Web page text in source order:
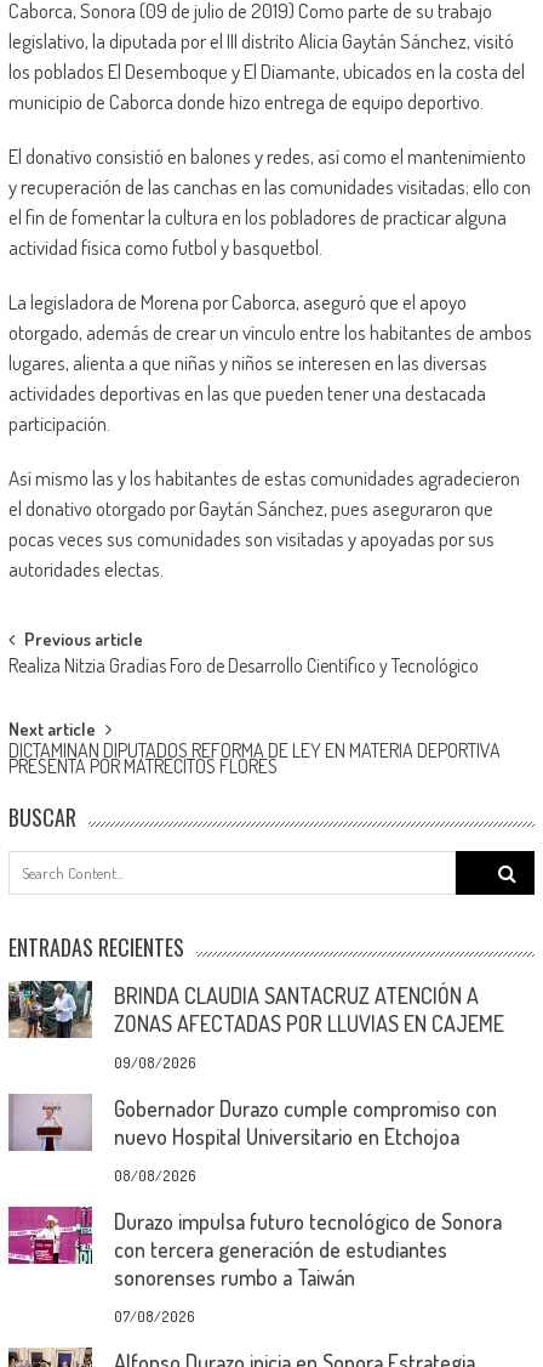
Caborca, Sonora (09 de julio de 2019) Como parte de su trabajo
legislativo, la diputada por el III distrito Alicia Gaytán Sánchez, visitó
los poblados El Desemboque y El Diamante, ubicados en la costa del
municipio de Caborca donde hizo entrega de equipo deportivo.
El donativo consistió en balones y redes, así como el mantenimiento
y recuperación de las canchas en las comunidades visitadas; ello con
el fin de fomentar la cultura en los pobladores de practicar alguna
actividad física como futbol y basquetbol.
La legisladora de Morena por Caborca, aseguró que el apoyo
otorgado, además de crear un vínculo entre los habitantes de ambos
lugares, alienta a que niñas y niños se interesen en las diversas
actividades deportivas en las que pueden tener una destacada
participación.
Así mismo las y los habitantes de estas comunidades agradecieron
el donativo otorgado por Gaytán Sánchez, pues aseguraron que
pocas veces sus comunidades son visitadas y apoyadas por sus
autoridades electas.
Post
navigation
Previous article
Realiza Nitzia Gradías Foro de Desarrollo Científico y Tecnológico
Next article
DICTAMINAN DIPUTADOS REFORMA DE LEY EN MATERIA DEPORTIVA
PRESENTA POR MATRECITOS FLORES
BUSCAR
Search
for:
ENTRADAS RECIENTES
BRINDA CLAUDIA SANTACRUZ ATENCIÓN A
ZONAS AFECTADAS POR LLUVIAS EN CAJEME
09/08/2026
Gobernador Durazo cumple compromiso con
nuevo Hospital Universitario en Etchojoa
08/08/2026
Durazo impulsa futuro tecnológico de Sonora
con tercera generación de estudiantes
sonorenses rumbo a Taiwán
07/08/2026